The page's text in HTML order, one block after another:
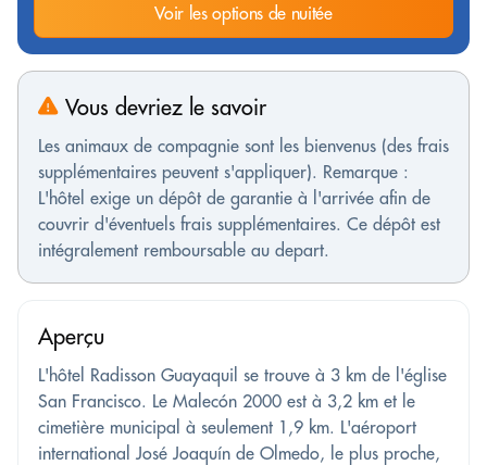
Voir les options de nuitée
Vous devriez le savoir
Les animaux de compagnie sont les bienvenus (des frais
supplémentaires peuvent s'appliquer). Remarque :
L'hôtel exige un dépôt de garantie à l'arrivée afin de
couvrir d'éventuels frais supplémentaires. Ce dépôt est
intégralement remboursable au depart.
Aperçu
L'hôtel Radisson Guayaquil se trouve à 3 km de l'église
San Francisco. Le Malecón 2000 est à 3,2 km et le
cimetière municipal à seulement 1,9 km. L'aéroport
international José Joaquín de Olmedo, le plus proche,